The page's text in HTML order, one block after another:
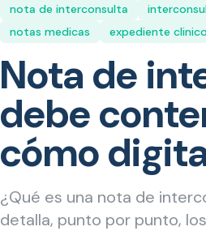
nota de interconsulta
notas medicas
expediente
Nota de
debe
cómo
¿Qué es una nota de
detalla, punto por punto,